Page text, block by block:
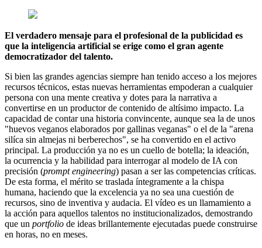
El verdadero mensaje para el profesional de la publicidad es
que la inteligencia artificial se erige como el gran agente
democratizador del talento.
Si bien las grandes agencias siempre han tenido acceso a los mejores
recursos técnicos, estas nuevas herramientas empoderan a cualquier
persona con una mente creativa y dotes para la narrativa a
convertirse en un productor de contenido de altísimo impacto. La
capacidad de contar una historia convincente, aunque sea la de unos
"huevos veganos elaborados por gallinas veganas" o el de la "arena
silíca sin almejas ni berberechos", se ha convertido en el activo
principal. La producción ya no es un cuello de botella; la ideación,
la ocurrencia y la habilidad para interrogar al modelo de IA con
precisión (prompt engineering) pasan a ser las competencias críticas.
De esta forma, el mérito se traslada íntegramente a la chispa
humana, haciendo que la excelencia ya no sea una cuestión de
recursos, sino de inventiva y audacia. El vídeo es un llamamiento a
la acción para aquellos talentos no institucionalizados, demostrando
que un portfolio de ideas brillantemente ejecutadas puede construirse
en horas, no en meses.